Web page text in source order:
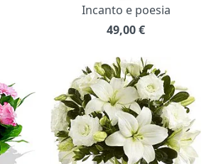
Incanto e poesia
49,00€